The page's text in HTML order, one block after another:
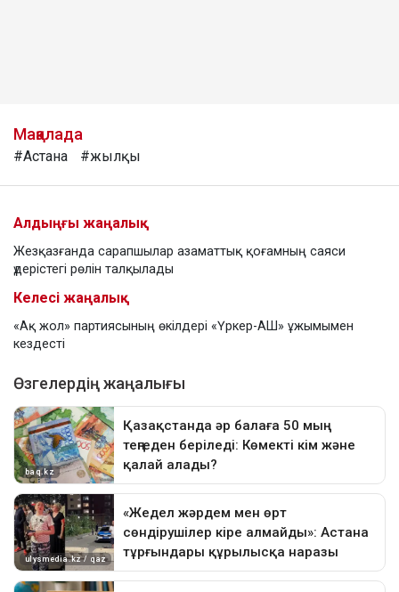
Мақалада
#Астана #жылқы
Алдыңғы жаңалық
Жезқазғанда сарапшылар азаматтық қоғамның саяси
үдерістегі рөлін талқылады
Келесі жаңалық
«Ақ жол» партиясының өкілдері «Үркер-АШ» ұжымымен
кездесті